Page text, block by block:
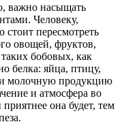
важно насыщать
Человеку,
стоит пересмотреть
овощей, фруктов,
бобовых, как
белка: яйца, птицу,
молочную продукцию
и атмосфера во
она будет, тем